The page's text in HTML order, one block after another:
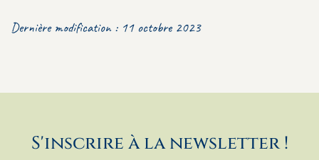
Dernière modification : 11 octobre 2023
S'inscrire à la newsletter !